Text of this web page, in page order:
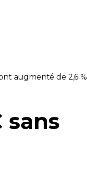
augmenté de 2,6 %
sans